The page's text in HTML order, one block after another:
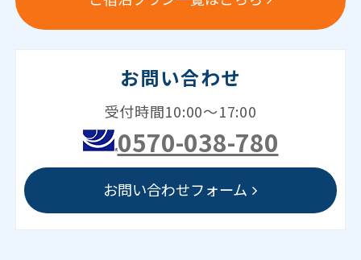
お問い合わせ
受付時間10:00～17:00
0570-038-780
お問い合わせフォーム